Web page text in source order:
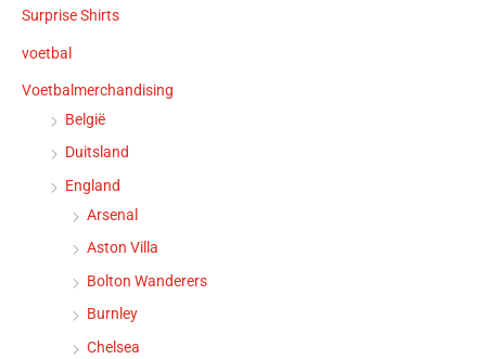
Surprise Shirts
voetbal
Voetbalmerchandising
België
Duitsland
England
Arsenal
Aston Villa
Bolton Wanderers
Burnley
Chelsea